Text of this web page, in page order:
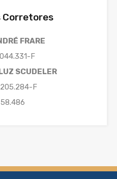
Corretores
FRARE
F
SCUDELER
F